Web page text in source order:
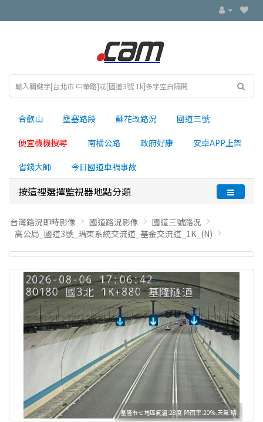
合歡山 壅塞路段 蘇花改路況 國道三號
便宜機機搜尋 南横公路 政府好康 安卓APP上架
省錢大師 今日國道車禍事故
按這裡選擇監視器地點分類
台灣路況即時影像 國道路況影像
國道三號路況
高公局_國道3號_瑪東系統交流道_基金交流道_1K_(N)
基隆市七堵區氣溫:28度.降雨率:20%.天氣:晴